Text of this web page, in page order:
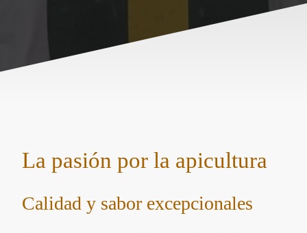
La pasión por la apicultura
Calidad y sabor excepcionales